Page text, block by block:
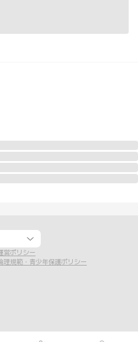
営ポリシー
理規範・青少年保護ポリシー